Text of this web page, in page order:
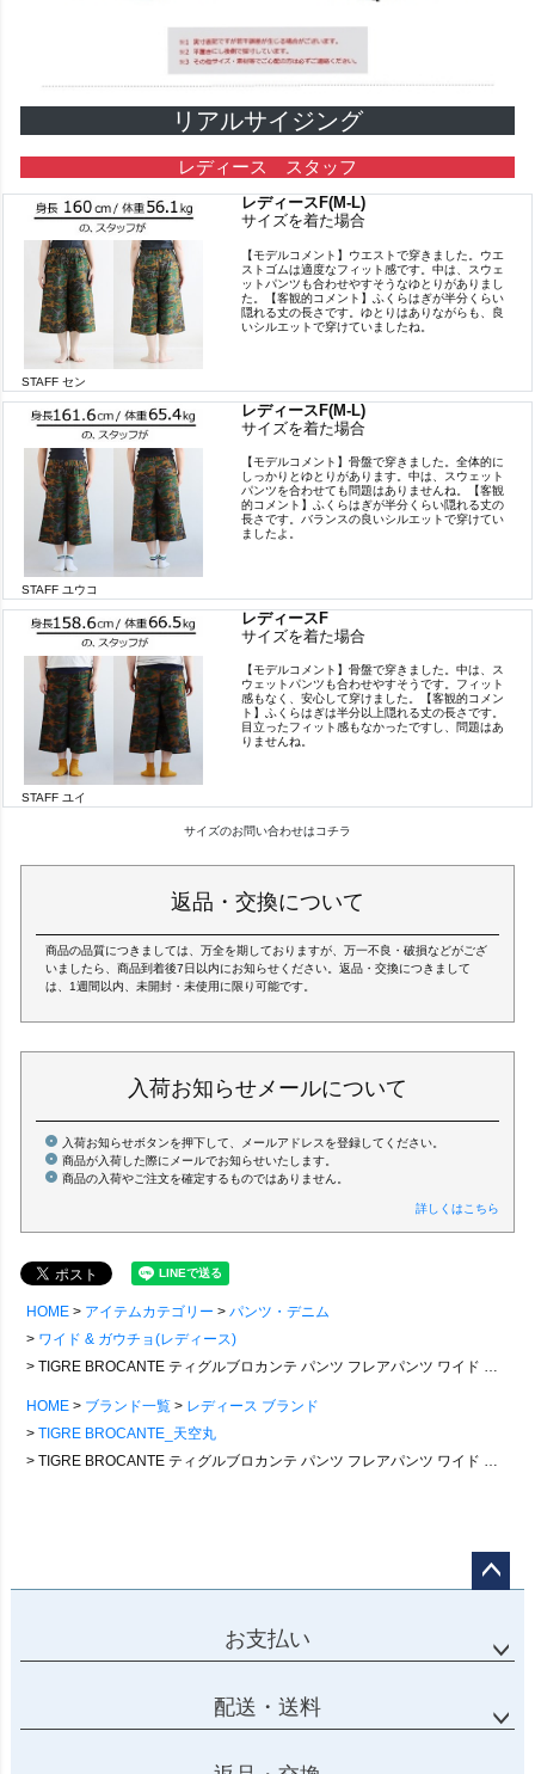
リアルサイジング
レディース スタッフ
レディースF(M-L)
サイズを着た場合
STAFF セン
【モデルコメント】ウエストで穿きました。ウエ
ストゴムは適度なフィット感です。中は、スウェ
ットパンツも合わせやすそうなゆとりがありまし
た。【客観的コメント】ふくらはぎが半分くらい
隠れる丈の長さです。ゆとりはありながらも、良
いシルエットで穿けていましたね。
レディースF(M-L)
サイズを着た場合
STAFF ユウコ
【モデルコメント】骨盤で穿きました。全体的に
しっかりとゆとりがあります。中は、スウェット
パンツを合わせても問題はありませんね。【客観
的コメント】ふくらはぎが半分くらい隠れる丈の
長さです。バランスの良いシルエットで穿けてい
ましたよ。
レディースF
サイズを着た場合
STAFF ユイ
【モデルコメント】骨盤で穿きました。中は、ス
ウェットパンツも合わせやすそうです。フィット
感もなく、安心して穿けました。【客観的コメン
ト】ふくらはぎは半分以上隠れる丈の長さです。
目立ったフィット感もなかったですし、問題はあ
りませんね。
サイズのお問い合わせはコチラ
返品・交換について
商品の品質につきましては、万全を期しておりますが、万一不良・破損などがござ
いましたら、商品到着後7日以内にお知らせください。返品・交換につきまして
は、1週間以内、未開封・未使用に限り可能です。
入荷お知らせメールについて
入荷お知らせボタンを押下して、メールアドレスを登録してください。
商品が入荷した際にメールでお知らせいたします。
商品の入荷やご注文を確定するものではありません。
詳しくはこちら
HOME アイテムカテゴリー
パンツ・デニム
ワイド & ガウチョ(レディース)
TIGRE BROCANTE ティグルブロカンテ パンツ フレアパンツ ワイド キュロット スカート風 レディース 迷彩 カモ柄 総柄 綿100％ コットン 日本製 しっかり生地 ウエストゴム ゆったり 体型カバー 大きいサイズ カジュアル メンズライク パティ
HOME ブランド一覧
レディース ブランド
TIGRE BROCANTE_天空丸
TIGRE BROCANTE ティグルブロカンテ パンツ フレアパンツ ワイド キュロット スカート風 レディース 迷彩 カモ柄 総柄 綿100％ コットン 日本製 しっかり生地 ウエストゴム ゆったり 体型カバー 大きいサイズ カジュアル メンズライク パティ
お支払い
配送・送料